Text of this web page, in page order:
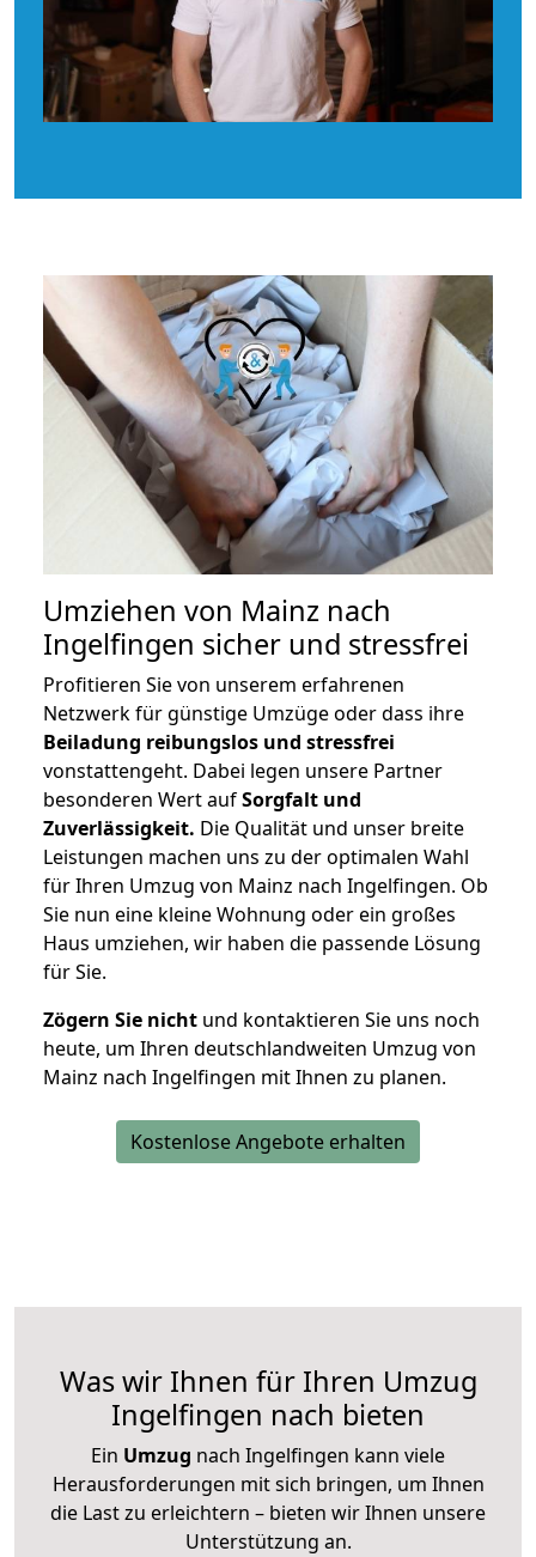
Umziehen von Mainz nach
Ingelfingen sicher und stressfrei
Profitieren Sie von unserem erfahrenen
Netzwerk für günstige Umzüge oder dass ihre
Beiladung reibungslos und stressfrei
vonstattengeht. Dabei legen unsere Partner
besonderen Wert aufSorgfalt und
Zuverlässigkeit. Die Qualität und unser breite
Leistungen machen uns zu der optimalen Wahl
für Ihren Umzug von Mainz nach Ingelfingen. Ob
Sie nun eine kleine Wohnung oder ein großes
Haus umziehen, wir haben die passende Lösung
für Sie.
Zögern Sie nicht und kontaktieren Sie uns noch
heute, um Ihren deutschlandweiten Umzug von
Mainz nach Ingelfingen mit Ihnen zu planen.
Kostenlose Angebote erhalten
Was wir Ihnen für Ihren Umzug
Ingelfingen nach bieten
Ein Umzug nach Ingelfingen kann viele
Herausforderungen mit sich bringen, um Ihnen
die Last zu erleichtern – bieten wir Ihnen unsere
Unterstützung an.